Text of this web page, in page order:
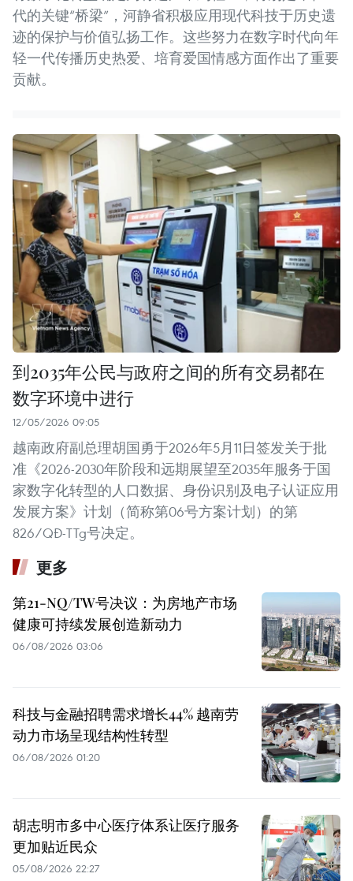
代的关键“桥梁”，河静省积极应用现代科技于历史遗
迹的保护与价值弘扬工作。这些努力在数字时代向年
轻一代传播历史热爱、培育爱国情感方面作出了重要
贡献。
到2035年公民与政府之间的所有交易都在
数字环境中进行
12/05/2026 09:05
越南政府副总理胡国勇于2026年5月11日签发关于批
准《2026-2030年阶段和远期展望至2035年服务于国
家数字化转型的人口数据、身份识别及电子认证应用
发展方案》计划（简称第06号方案计划）的第
826/QĐ-TTg号决定。
更多
第21-NQ/TW号决议：为房地产市场
健康可持续发展创造新动力
06/08/2026 03:06
科技与金融招聘需求增长44% 越南劳
动力市场呈现结构性转型
06/08/2026 01:20
胡志明市多中心医疗体系让医疗服务
更加贴近民众
05/08/2026 22:27